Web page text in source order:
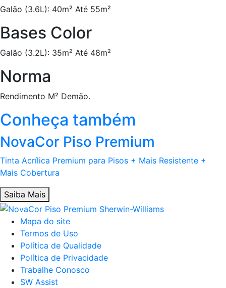
Galão (3.6L): 40m² Até 55m²
Bases Color
Galão (3.2L): 35m² Até 48m²
Norma
Rendimento M² Demão.
Conheça também
NovaCor Piso Premium
Tinta Acrílica Premium para Pisos + Mais Resistente +
Mais Cobertura
Saiba Mais
Mapa do site
Termos de Uso
Política de Qualidade
Política de Privacidade
Trabalhe Conosco
SW Assist